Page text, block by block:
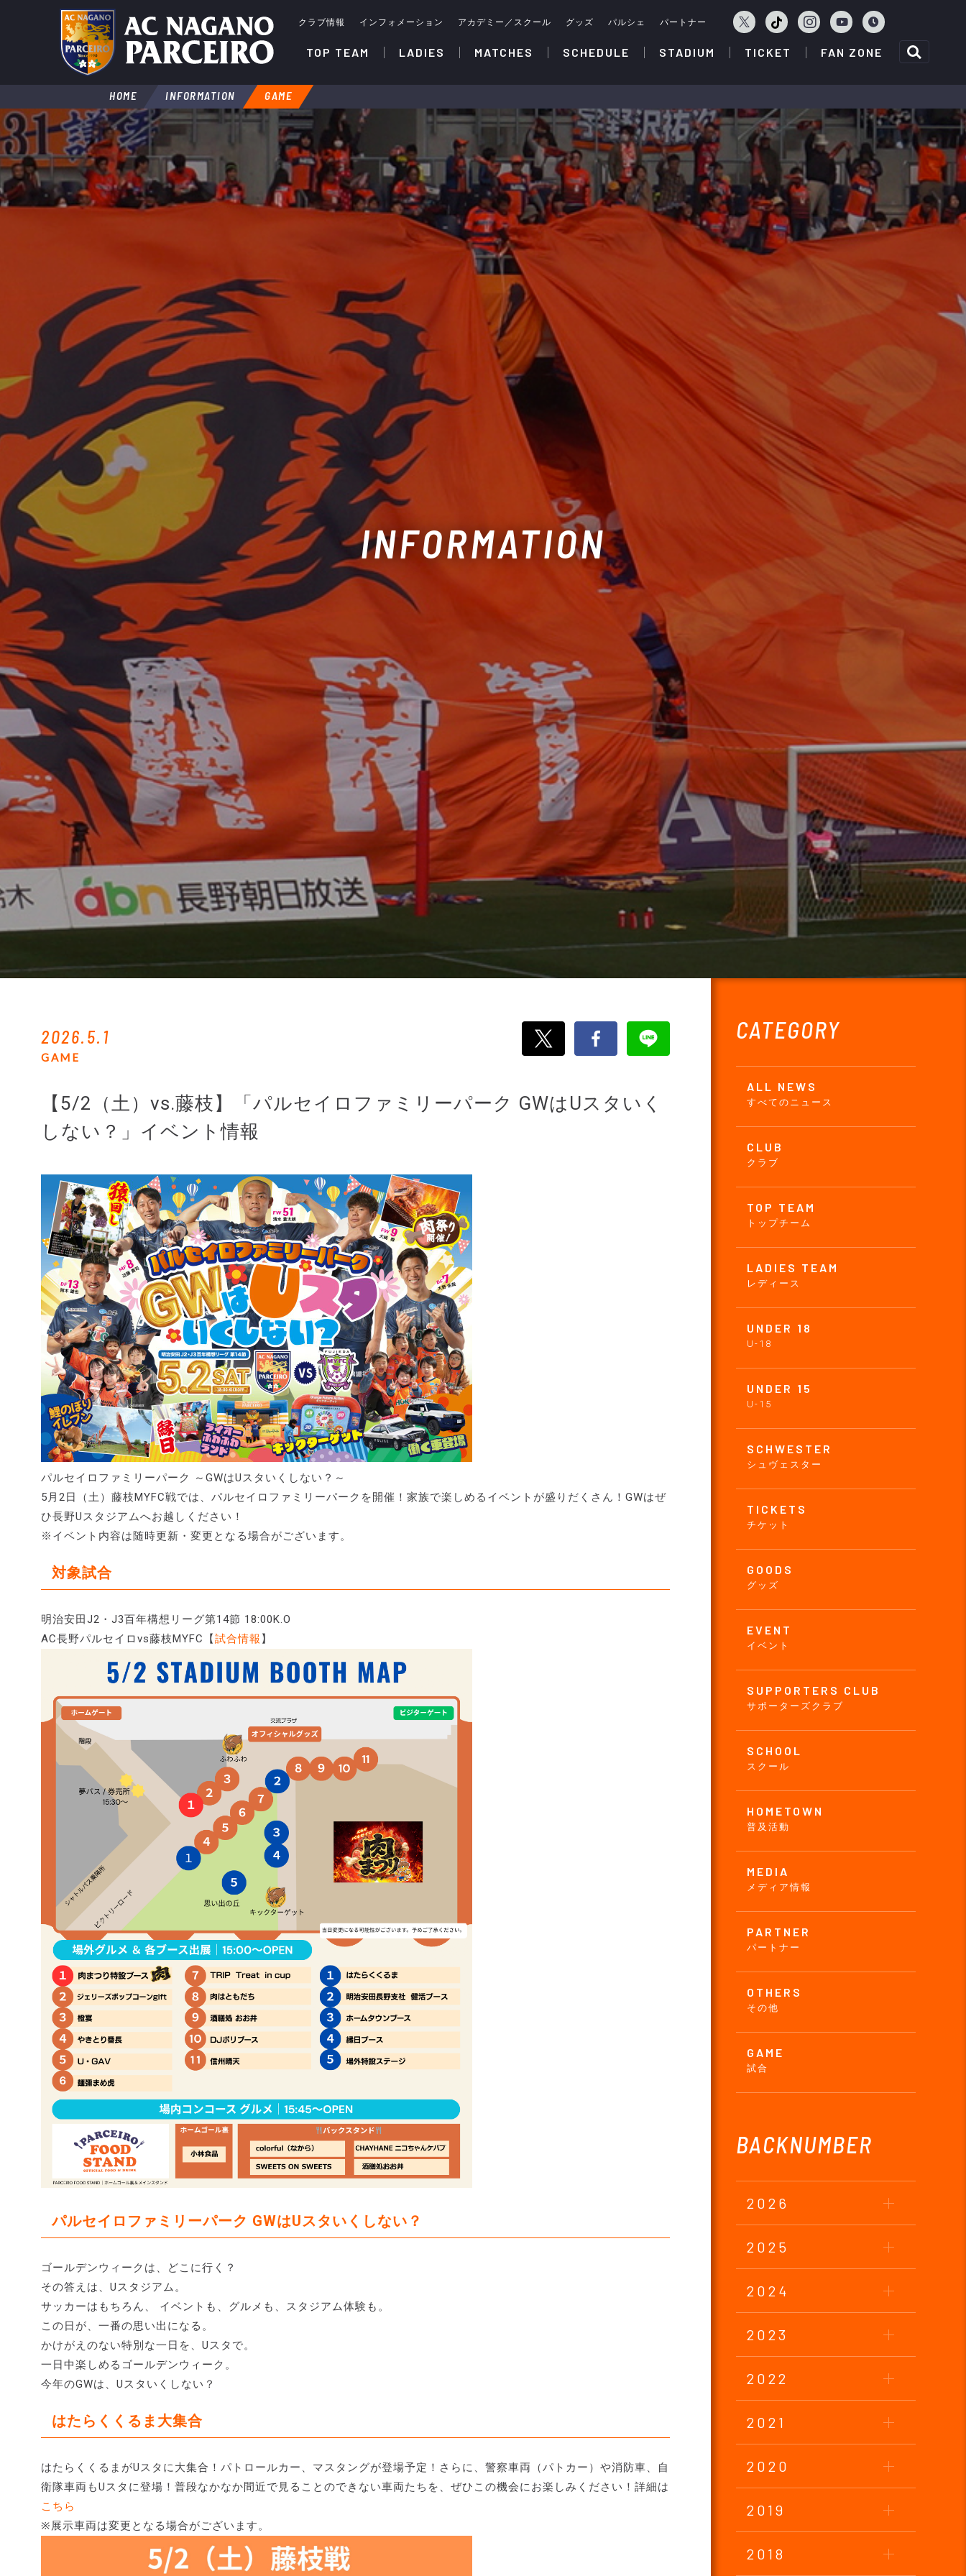
クラブ情報 インフォメーション アカデミー／スクール グッズ パルシェ パートナー
TOP TEAM LADIES MATCHES SCHEDULE STADIUM TICKET FAN ZONE
HOME INFORMATION GAME
INFORMATION
CATEGORY
ALL NEWS
すべてのニュース
CLUB
クラブ
TOP TEAM
トップチーム
LADIES TEAM
レディース
UNDER 18
U-18
UNDER 15
U-15
SCHWESTER
シュヴェスター
TICKETS
チケット
GOODS
グッズ
EVENT
イベント
SUPPORTERS CLUB
サポーターズクラブ
SCHOOL
スクール
HOMETOWN
普及活動
MEDIA
メディア情報
PARTNER
パートナー
OTHERS
その他
GAME
試合
BACKNUMBER
2026
2025
2024
2023
2022
2021
2020
2019
2018
2026.5.1
GAME
【5/2（土）vs.藤枝】「パルセイロファミリーパーク GWはUスタいく
しない？」イベント情報
パルセイロファミリーパーク ～GWはUスタいくしない？～
5月2日（土）藤枝MYFC戦では、パルセイロファミリーパークを開催！家族で楽しめるイベントが盛りだくさん！GWはぜ
ひ長野Uスタジアムへお越しください！
※イベント内容は随時更新・変更となる場合がございます。
対象試合
明治安田J2・J3百年構想リーグ第14節 18:00K.O
AC長野パルセイロvs藤枝MYFC【試合情報 】
パルセイロファミリーパーク GWはUスタいくしない？
ゴールデンウィークは、どこに行く？
その答えは、Uスタジアム。
サッカーはもちろん、 イベントも、グルメも、スタジアム体験も。
この日が、一番の思い出になる。
かけがえのない特別な一日を、Uスタで。
一日中楽しめるゴールデンウィーク。
今年のGWは、Uスタいくしない？
はたらくくるま大集合
はたらくくるまがUスタに大集合！パトロールカー、マスタングが登場予定！さらに、警察車両（パトカー）や消防車、自
衛隊車両もUスタに登場！普段なかなか間近で見ることのできない車両たちを、ぜひこの機会にお楽しみください！詳細は
こちら
※展示車両は変更となる場合がございます。